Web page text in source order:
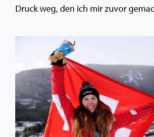
Druck weg, den ich mir zuvor